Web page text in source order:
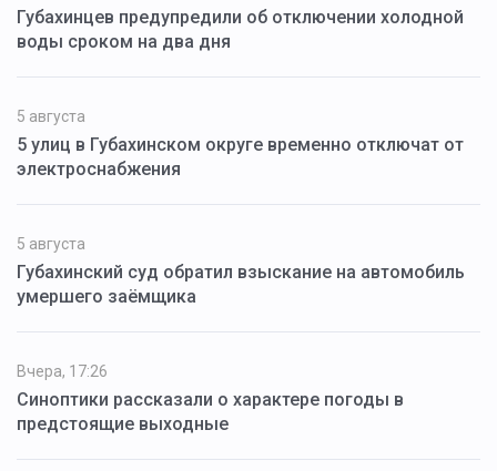
Губахинцев предупредили об отключении холодной
воды сроком на два дня
5 августа
5 улиц в Губахинском округе временно отключат от
электроснабжения
5 августа
Губахинский суд обратил взыскание на автомобиль
умершего заёмщика
Вчера, 17:26
Синоптики рассказали о характере погоды в
предстоящие выходные